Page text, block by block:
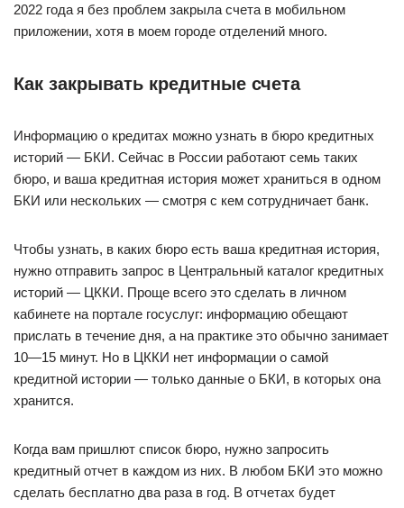
2022 года я без проблем закрыла счета в мобильном
приложении, хотя в моем городе отделений много.
Как закрывать кредитные счета
Информацию о кредитах можно узнать в бюро кредитных
историй — БКИ. Сейчас в России работают семь таких
бюро, и ваша кредитная история может храниться в одном
БКИ или нескольких — смотря с кем сотрудничает банк.
Чтобы узнать, в каких бюро есть ваша кредитная история,
нужно отправить запрос в Центральный каталог кредитных
историй — ЦККИ. Проще всего это сделать в личном
кабинете на портале госуслуг: информацию обещают
прислать в течение дня, а на практике это обычно занимает
10—15 минут. Но в ЦККИ нет информации о самой
кредитной истории — только данные о БКИ, в которых она
хранится.
Когда вам пришлют список бюро, нужно запросить
кредитный отчет в каждом из них. В любом БКИ это можно
сделать бесплатно два раза в год. В отчетах будет